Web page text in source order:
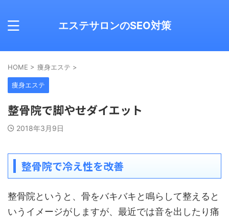
エステサロンのSEO対策
HOME > 痩身エステ >
痩身エステ
整骨院で脚やせダイエット
2018年3月9日
整骨院で冷え性を改善
整骨院というと、骨をバキバキと鳴らして整えると
いうイメージがしますが、最近では音を出したり痛